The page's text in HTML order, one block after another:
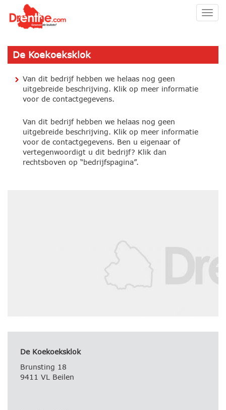
De Koekoeksklok
Van dit bedrijf hebben we helaas nog geen
uitgebreide beschrijving. Klik op meer informatie
voor de contactgegevens.
Van dit bedrijf hebben we helaas nog geen
uitgebreide beschrijving. Klik op meer informatie
voor de contactgegevens. Ben u eigenaar of
vertegenwoordigt u dit bedrijf? Klik dan
rechtsboven op “bedrijfspagina”.
De Koekoeksklok
Brunsting 18
9411 VL Beilen